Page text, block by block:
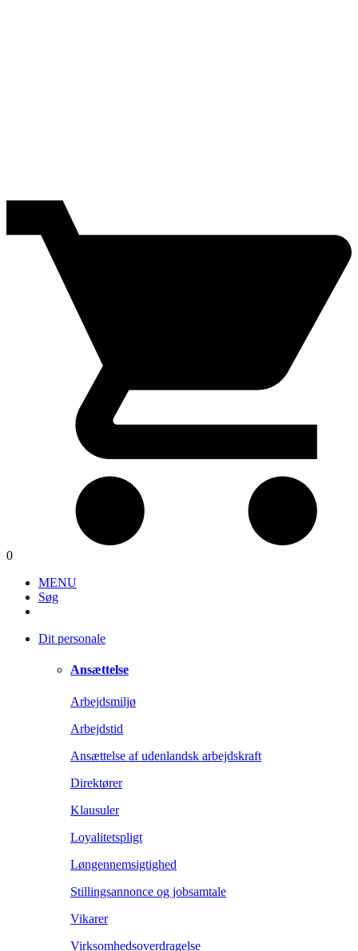
0
MENU
Søg
Dit personale
Ansættelse
Arbejdsmiljø
Arbejdstid
Ansættelse af udenlandsk arbejdskraft
Direktører
Klausuler
Loyalitetspligt
Løngennemsigtighed
Stillingsannonce og jobsamtale
Vikarer
Virksomhedsoverdragelse